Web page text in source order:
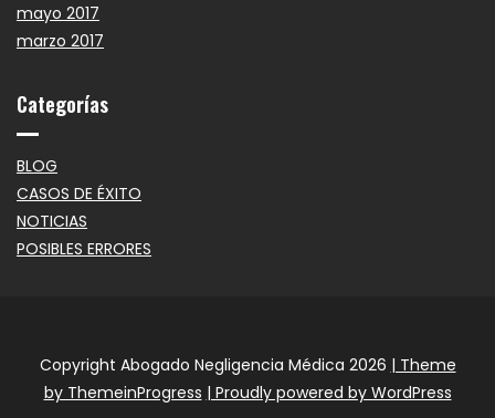
mayo 2017
marzo 2017
Categorías
BLOG
CASOS DE ÉXITO
NOTICIAS
POSIBLES ERRORES
Copyright Abogado Negligencia Médica 2026 | Theme
by ThemeinProgress | Proudly powered by WordPress